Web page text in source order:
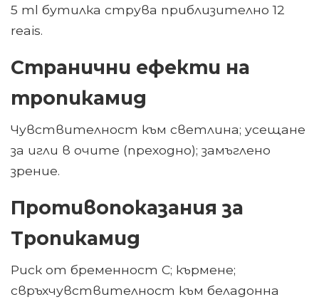
5 ml бутилка струва приблизително 12
reais.
Странични ефекти на
тропикамид
Чувствителност към светлина; усещане
за игли в очите (преходно); замъглено
зрение.
Противопоказания за
Тропикамид
Риск от бременност С; кърмене;
свръхчувствителност към беладонна